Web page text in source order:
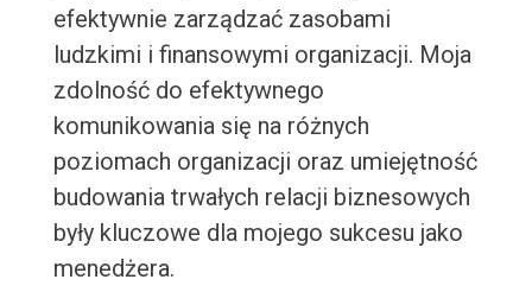
efektywnie zarządzać zasobami
ludzkimi i finansowymi organizacji. Moja
zdolność do efektywnego
komunikowania się na różnych
poziomach organizacji oraz umiejętność
budowania trwałych relacji biznesowych
były kluczowe dla mojego sukcesu jako
menedżera.